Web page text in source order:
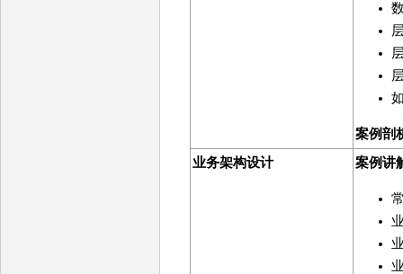
案例剖
业务架构设计
案例讲